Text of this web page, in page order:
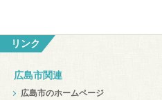
リンク
広島市関連
広島市のホームページ